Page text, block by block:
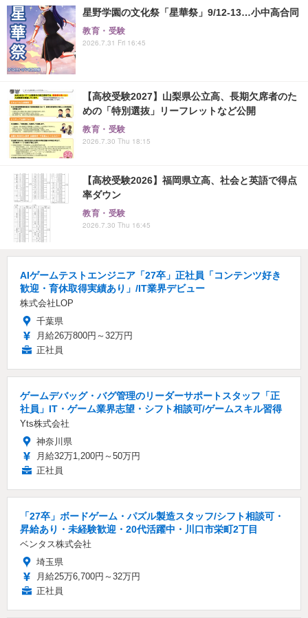
星野学園の文化祭「星華祭」9/12-13…小中高合同
教育・受験
2026.7.31 Fri 16:45
【高校受験2027】山梨県公立高、長期欠席者のた
めの「特別選抜」リーフレットなど公開
教育・受験
2026.7.30 Thu 18:15
【高校受験2026】福岡県立高、社会と英語で得点
率ダウン
教育・受験
2026.7.30 Thu 16:45
AIゲームテストエンジニア「27卒」正社員「コンテンツ好き
歓迎・育休取得実績あり」/IT業界デビュー
株式会社LOP
千葉県
月給26万800円～32万円
正社員
ゲームデバッグ・バグ管理のリーダーサポートスタッフ「正
社員」IT・ゲーム業界志望・シフト相談可/ゲームスキル習得
Yts株式会社
神奈川県
月給32万1,200円～50万円
正社員
「27卒」ボードゲーム・パズル製造スタッフ/シフト相談可・
昇給あり・未経験歓迎・20代活躍中・川口市栄町2丁目
ベンタス株式会社
埼玉県
月給25万6,700円～32万円
正社員